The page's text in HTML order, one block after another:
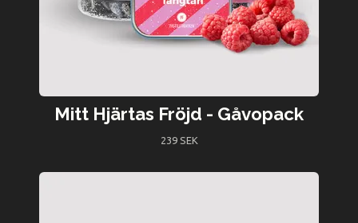
Mitt Hjärtas Fröjd - Gåvopack
239 SEK